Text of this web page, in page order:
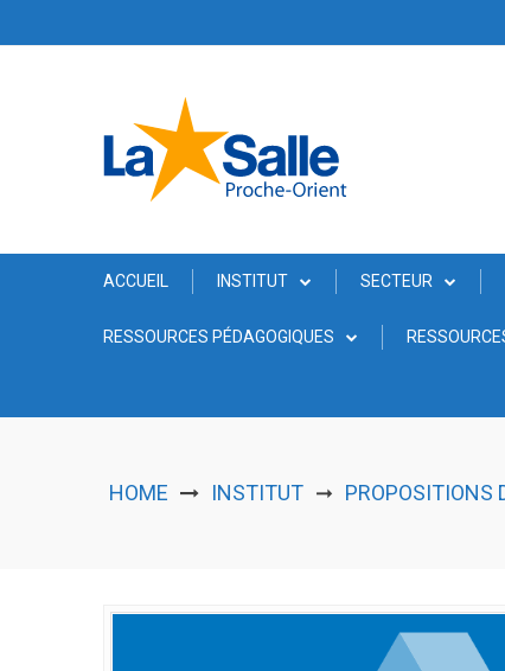
ACCUEIL INSTITUT SECTEUR
RESSOURCES PÉDAGOGIQUES
HOME INSTITUT ➞ PROPOSITIONS